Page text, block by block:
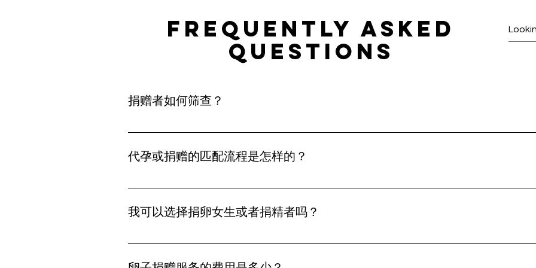
Frequently asked
questions
捐赠者如何筛查？
在 ACRC Global，所有捐赠者都会按照美国生殖医学会（ASRM）指南和美国食品药品监督管理
育之旅提供保障。
代孕或捐赠的匹配流程是怎样的？
在 ACRC Global，我们采用个性化的匹配流程，综合考虑准父母的偏好与捐赠者或代母的详细
利，并充满信任感。
我可以选择捐卵女生或者捐精者吗？
可以的。ACRC 提供包括学历、职业、健康状况与家族病史在内的完整精子捐赠者资料，助您做